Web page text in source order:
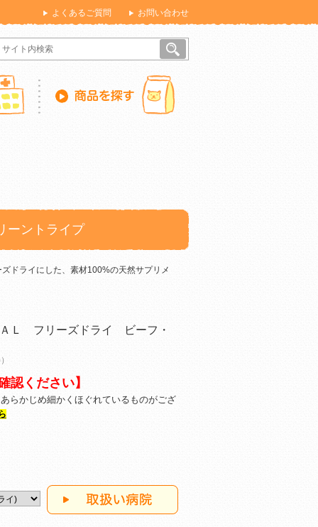
よくあるご質問 お問い合わせ
ントライプ
ドライにした、素材100%の天然サプリメ
Ｌ フリーズドライ ビーフ・
認ください】
らかじめ細かくほぐれているものがござ